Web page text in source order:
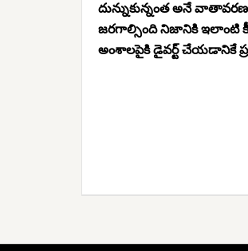
దున్నుకున్నంత అనే
జరగాల్సింది నిజానికి ఇలాంటి
అంశాలపైకి డైవర్ట్ చేయడానికే